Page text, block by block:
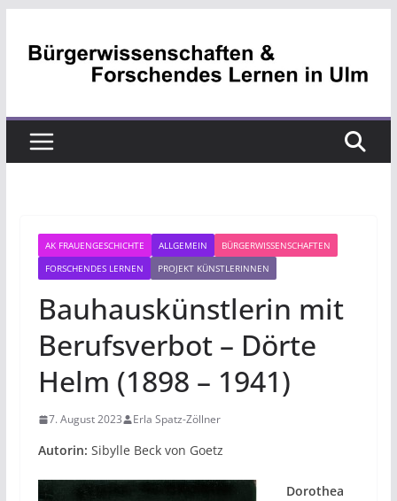
Inhalt
AK FRAUENGESCHICHTE ALLGEMEIN
BÜRGERWISSENSCHAFTEN
FORSCHENDES LERNEN
PROJEKT KÜNSTLERINNEN
Bauhauskünstlerin mit
Berufsverbot – Dörte
Helm (1898 – 1941)
7. August 2023 Erla Spatz-Zöllner
Autorin: Sibylle Beck von Goetz
Dorothea